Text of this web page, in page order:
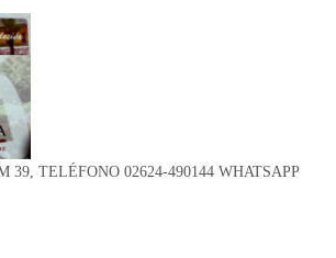
39, TELÉFONO 02624-490144 WHATSAPP